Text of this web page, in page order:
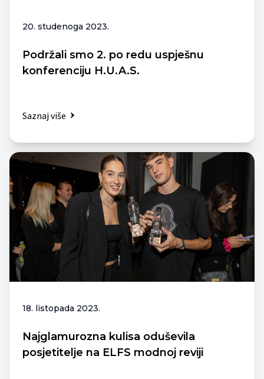
20. studenoga 2023.
Podržali smo 2. po redu uspješnu
konferenciju H.U.A.S.
Saznaj više
18. listopada 2023.
Najglamurozna kulisa oduševila
posjetitelje na ELFS modnoj reviji